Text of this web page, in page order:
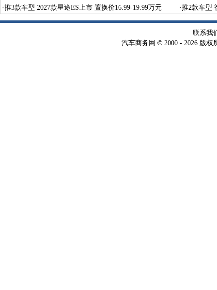
·推3款车型 2027款星途ES上市 置换价16.99-19.99万元 ·推2款车型
联系我
汽车商务网 © 2000 - 2026 版权